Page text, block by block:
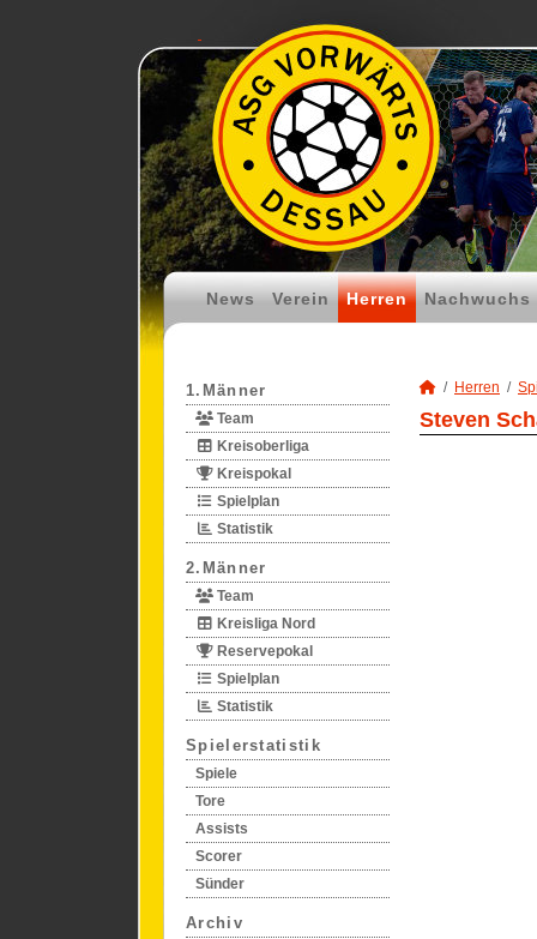
News Verein Herren Nachwuchs
1.Männer
Team
Kreisoberliga
Kreispokal
Spielplan
Statistik
2.Männer
Team
Kreisliga Nord
Reservepokal
Spielplan
Statistik
Spielerstatistik
Spiele
Tore
Assists
Scorer
Sünder
Archiv
Herren
Steven